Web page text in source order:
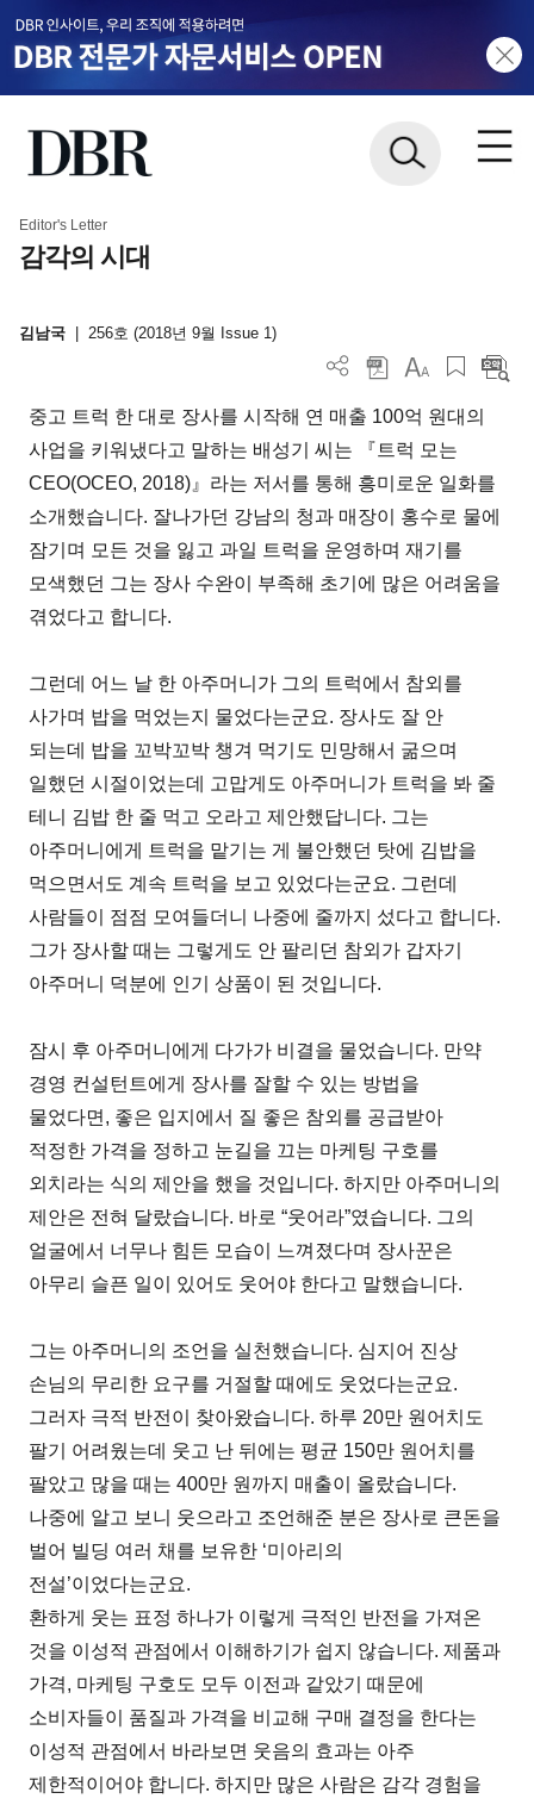
Editor's Letter
감각의 시대
김남국 256호 (2018년 9월 Issue 1)
중고 트럭 한 대로 장사를 시작해 연 매출 100억 원대의
사업을 키워냈다고 말하는 배성기 씨는 『트럭 모는
CEO(OCEO, 2018)』라는 저서를 통해 흥미로운 일화를
소개했습니다. 잘나가던 강남의 청과 매장이 홍수로 물에
잠기며 모든 것을 잃고 과일 트럭을 운영하며 재기를
모색했던 그는 장사 수완이 부족해 초기에 많은 어려움을
겪었다고 합니다.
그런데 어느 날 한 아주머니가 그의 트럭에서 참외를
사가며 밥을 먹었는지 물었다는군요. 장사도 잘 안
되는데 밥을 꼬박꼬박 챙겨 먹기도 민망해서 굶으며
일했던 시절이었는데 고맙게도 아주머니가 트럭을 봐 줄
테니 김밥 한 줄 먹고 오라고 제안했답니다. 그는
아주머니에게 트럭을 맡기는 게 불안했던 탓에 김밥을
먹으면서도 계속 트럭을 보고 있었다는군요. 그런데
사람들이 점점 모여들더니 나중에 줄까지 섰다고 합니다.
그가 장사할 때는 그렇게도 안 팔리던 참외가 갑자기
아주머니 덕분에 인기 상품이 된 것입니다.
잠시 후 아주머니에게 다가가 비결을 물었습니다. 만약
경영 컨설턴트에게 장사를 잘할 수 있는 방법을
물었다면, 좋은 입지에서 질 좋은 참외를 공급받아
적정한 가격을 정하고 눈길을 끄는 마케팅 구호를
외치라는 식의 제안을 했을 것입니다. 하지만 아주머니의
제안은 전혀 달랐습니다. 바로 “웃어라”였습니다. 그의
얼굴에서 너무나 힘든 모습이 느껴졌다며 장사꾼은
아무리 슬픈 일이 있어도 웃어야 한다고 말했습니다.
그는 아주머니의 조언을 실천했습니다. 심지어 진상
손님의 무리한 요구를 거절할 때에도 웃었다는군요.
그러자 극적 반전이 찾아왔습니다. 하루 20만 원어치도
팔기 어려웠는데 웃고 난 뒤에는 평균 150만 원어치를
팔았고 많을 때는 400만 원까지 매출이 올랐습니다.
나중에 알고 보니 웃으라고 조언해준 분은 장사로 큰돈을
벌어 빌딩 여러 채를 보유한 ‘미아리의
전설’이었다는군요.
환하게 웃는 표정 하나가 이렇게 극적인 반전을 가져온
것을 이성적 관점에서 이해하기가 쉽지 않습니다. 제품과
가격, 마케팅 구호도 모두 이전과 같았기 때문에
소비자들이 품질과 가격을 비교해 구매 결정을 한다는
이성적 관점에서 바라보면 웃음의 효과는 아주
제한적이어야 합니다. 하지만 많은 사람은 감각 경험을